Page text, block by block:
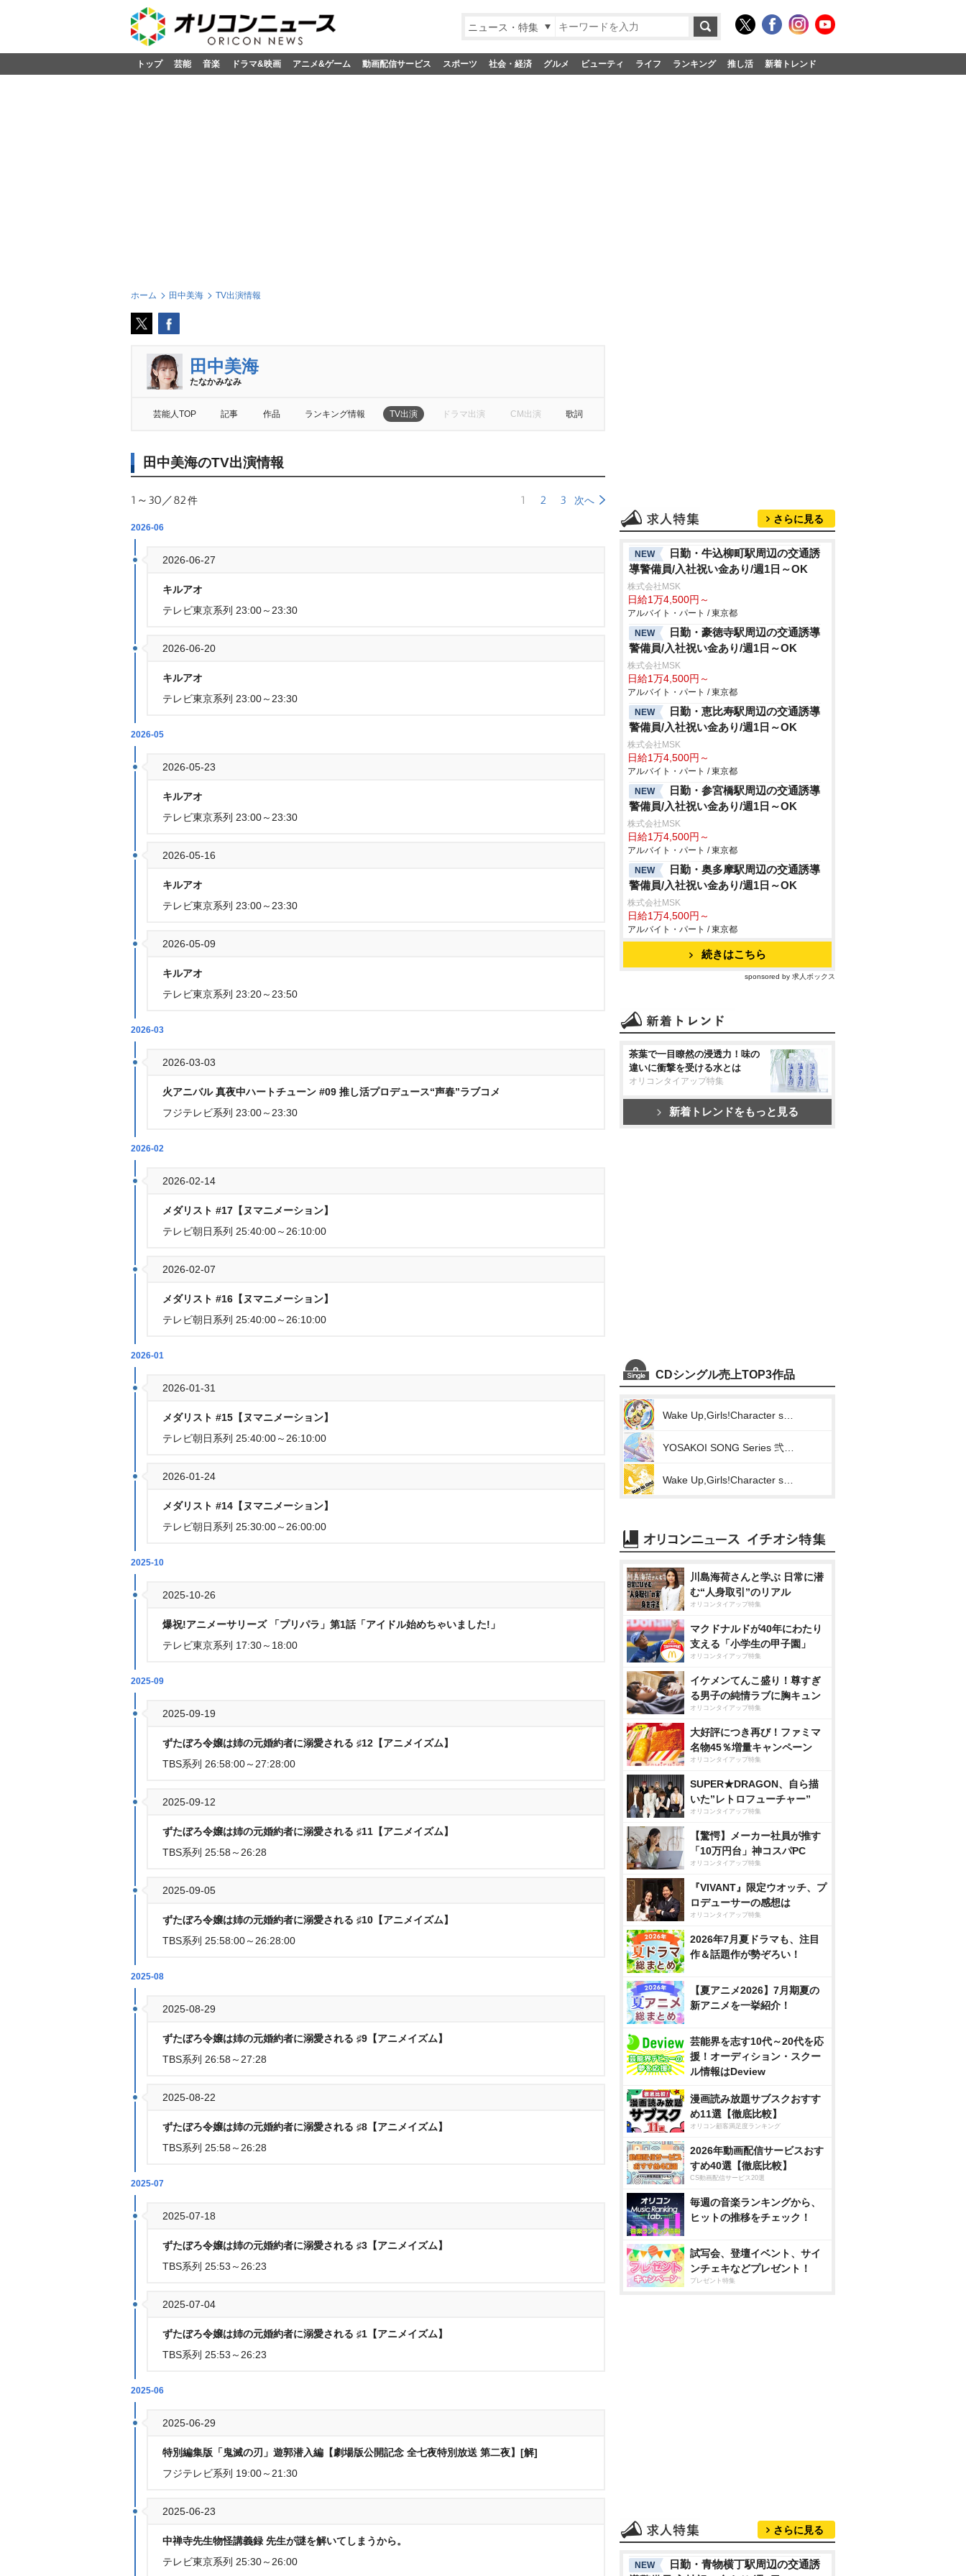
ニュース・特集
トップ 芸能 音楽 ドラマ&映画 アニメ&ゲーム 動画配信サービス スポーツ 社会・経済 グルメ ビューティ ライフ ランキング 推し活 新着トレンド
ホーム 田中美海 TV出演情報
田中美海
たなかみなみ
芸能人TOP 記事 作品 ランキング情報 TV出演 ドラマ出演 CM出演 歌詞
田中美海のTV出演情報
1～30／82件 1 2 3 次へ
2026-06
2026-06-27
キルアオ
テレビ東京系列 23:00～23:30
2026-06-20
キルアオ
テレビ東京系列 23:00～23:30
2026-05
2026-05-23
キルアオ
テレビ東京系列 23:00～23:30
2026-05-16
キルアオ
テレビ東京系列 23:00～23:30
2026-05-09
キルアオ
テレビ東京系列 23:20～23:50
2026-03
2026-03-03
火アニバル 真夜中ハートチューン #09 推し活プロデュース“声春”ラブコメ
フジテレビ系列 23:00～23:30
2026-02
2026-02-14
メダリスト #17【ヌマニメーション】
テレビ朝日系列 25:40:00～26:10:00
2026-02-07
メダリスト #16【ヌマニメーション】
テレビ朝日系列 25:40:00～26:10:00
2026-01
2026-01-31
メダリスト #15【ヌマニメーション】
テレビ朝日系列 25:40:00～26:10:00
2026-01-24
メダリスト #14【ヌマニメーション】
テレビ朝日系列 25:30:00～26:00:00
2025-10
2025-10-26
爆祝!アニメーサリーズ 「プリパラ」第1話「アイドル始めちゃいました!」
テレビ東京系列 17:30～18:00
2025-09
2025-09-19
ずたぼろ令嬢は姉の元婚約者に溺愛される ♯12【アニメイズム】
TBS系列 26:58:00～27:28:00
2025-09-12
ずたぼろ令嬢は姉の元婚約者に溺愛される ♯11【アニメイズム】
TBS系列 25:58～26:28
2025-09-05
ずたぼろ令嬢は姉の元婚約者に溺愛される ♯10【アニメイズム】
TBS系列 25:58:00～26:28:00
2025-08
2025-08-29
ずたぼろ令嬢は姉の元婚約者に溺愛される ♯9【アニメイズム】
TBS系列 26:58～27:28
2025-08-22
ずたぼろ令嬢は姉の元婚約者に溺愛される ♯8【アニメイズム】
TBS系列 25:58～26:28
2025-07
2025-07-18
ずたぼろ令嬢は姉の元婚約者に溺愛される ♯3【アニメイズム】
TBS系列 25:53～26:23
2025-07-04
ずたぼろ令嬢は姉の元婚約者に溺愛される ♯1【アニメイズム】
TBS系列 25:53～26:23
2025-06
2025-06-29
特別編集版「鬼滅の刃」遊郭潜入編【劇場版公開記念 全七夜特別放送 第二夜】[解]
フジテレビ系列 19:00～21:30
2025-06-23
中禅寺先生物怪講義録 先生が謎を解いてしまうから。
テレビ東京系列 25:30～26:00
さらに見る
NEW
日勤・牛込柳町駅周辺の交通誘
導警備員/入社祝い金あり/週1日～OK
株式会社MSK
日給1万4,500円～
アルバイト・パート / 東京都
NEW
日勤・豪徳寺駅周辺の交通誘導
警備員/入社祝い金あり/週1日～OK
株式会社MSK
日給1万4,500円～
アルバイト・パート / 東京都
NEW
日勤・恵比寿駅周辺の交通誘導
警備員/入社祝い金あり/週1日～OK
株式会社MSK
日給1万4,500円～
アルバイト・パート / 東京都
NEW
日勤・参宮橋駅周辺の交通誘導
警備員/入社祝い金あり/週1日～OK
株式会社MSK
日給1万4,500円～
アルバイト・パート / 東京都
NEW
日勤・奥多摩駅周辺の交通誘導
警備員/入社祝い金あり/週1日～OK
株式会社MSK
日給1万4,500円～
アルバイト・パート / 東京都
続きはこちら
sponsored by 求人ボックス
茶葉で一目瞭然の浸透力！味の
違いに衝撃を受ける水とは
オリコンタイアップ特集
新着トレンドをもっと見る
CDシングル売上TOP3作品
川島海荷さんと学ぶ 日常に潜
む“人身取引”のリアル
オリコンタイアップ特集
マクドナルドが40年にわたり
支える「小学生の甲子園」
オリコンタイアップ特集
イケメンてんこ盛り！尊すぎ
る男子の純情ラブに胸キュン
オリコンタイアップ特集
大好評につき再び！ファミマ
名物45％増量キャンペーン
オリコンタイアップ特集
SUPER★DRAGON、自ら描
いた”レトロフューチャー”
オリコンタイアップ特集
【驚愕】メーカー社員が推す
「10万円台」神コスパPC
オリコンタイアップ特集
『VIVANT』限定ウオッチ、プ
ロデューサーの感想は
オリコンタイアップ特集
2026年7月夏ドラマも、注目
作＆話題作が勢ぞろい！
【夏アニメ2026】7月期夏の
新アニメを一挙紹介！
芸能界を志す10代～20代を応
援！オーディション・スクー
ル情報はDeview
漫画読み放題サブスクおすす
め11選【徹底比較】
オリコン顧客満足度ランキング
2026年動画配信サービスおす
すめ40選【徹底比較】
CS動画配信サービス20選
毎週の音楽ランキングから、
ヒットの推移をチェック！
試写会、登壇イベント、サイ
ンチェキなどプレゼント！
プレゼント特集
さらに見る
NEW
日勤・青物横丁駅周辺の交通誘